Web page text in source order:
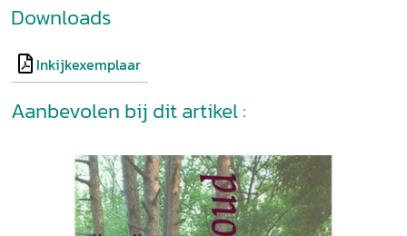
Downloads
Inkijkexemplaar
Aanbevolen bij dit artikel :